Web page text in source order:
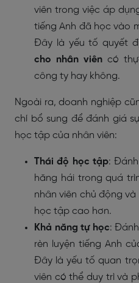
viên trong việc áp
tiếng Anh đã học vào
Đây là yếu tố quyết
cho nhân viên có
công ty hay không.
Ngoài ra, doanh nghiệp
chí bổ sung để đánh giá
học tập của nhân viên:
Thái độ học tập:
hăng hái trong quá
nhân viên chủ động
học tập cao hơn.
Khả năng tự học:
rèn luyện tiếng Anh
Đây là yếu tố quan
viên có thể duy trì và